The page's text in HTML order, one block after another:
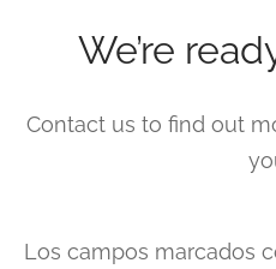
We’re
Contact us to find out
Los campos marcados